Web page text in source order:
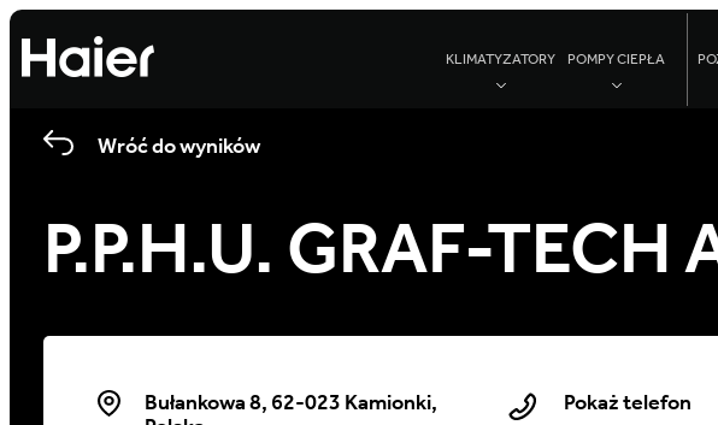
KLIMATYZATORY POMPY CIEPŁA
Wróć do wyników
P.P.H.U. GRAF-
Bułankowa 8, 62-023 Kamionki,
Pokaż telefon